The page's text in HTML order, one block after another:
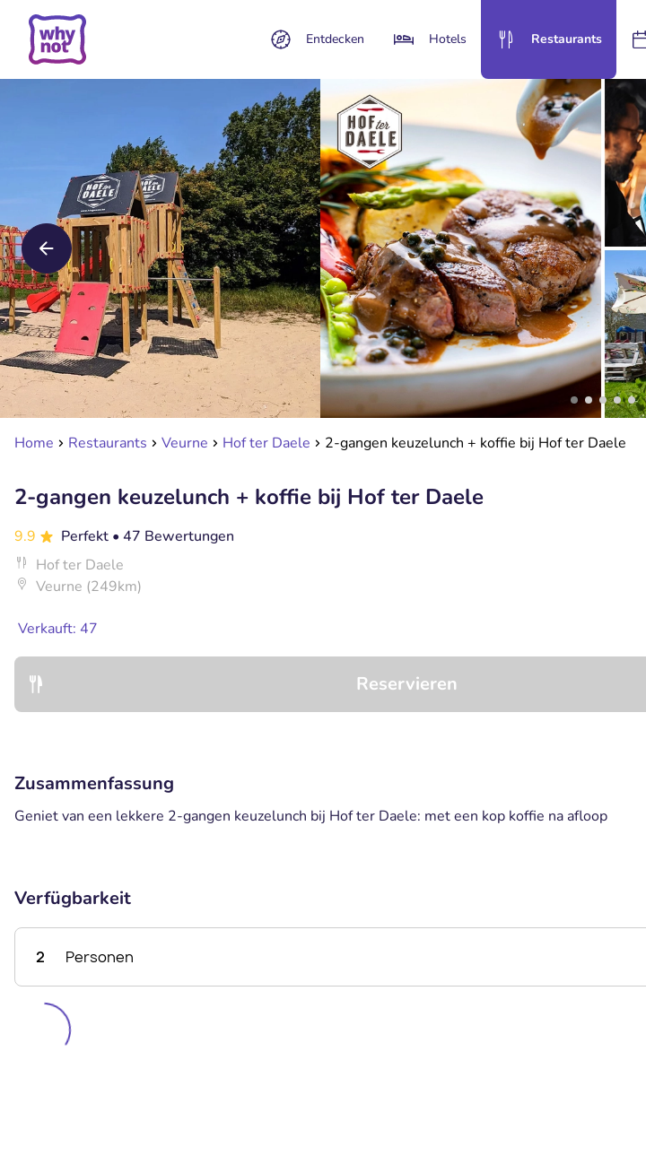
Entdecken Hotels Restaurants
Home Restaurants Veurne Hof ter Daele 2-gangen keuzelunch + koffie bij Hof ter Daele
2-gangen keuzelunch + koffie bij Hof ter Daele
9.9 Perfekt • 47 Bewertungen
Hof ter Daele
Veurne (249km)
Verkauft: 47
Reservieren
Zusammenfassung
Geniet van een lekkere 2-gangen keuzelunch bij Hof ter Daele: met een kop koffie na afloop
Verfügbarkeit
2 Personen